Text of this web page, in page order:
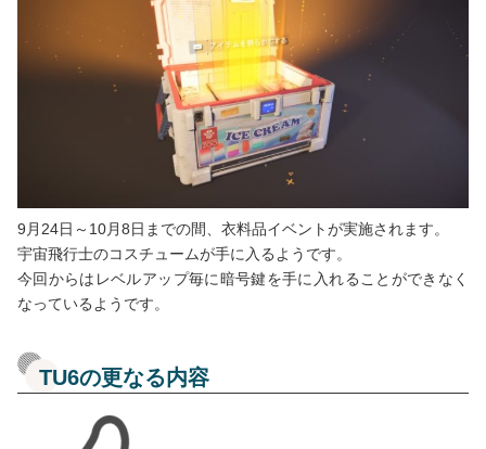
9月24日～10月8日までの間、衣料品イベントが実施されます。
宇宙飛行士のコスチュームが手に入るようです。
今回からはレベルアップ毎に暗号鍵を手に入れることができなく
なっているようです。
TU6の更なる内容